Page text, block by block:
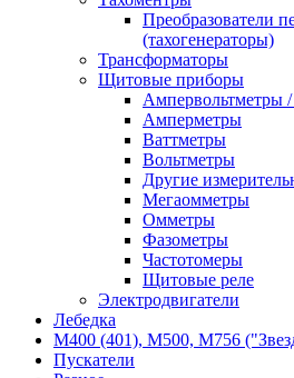
Преобразователи
(тахогенераторы)
Трансформаторы
Щитовые приборы
Ампервольтметры
Амперметры
Ваттметры
Вольтметры
Другие
Мегаомметры
Омметры
Фазометры
Частотомеры
Щитовые реле
Электродвигатели
Лебедка
М400 (401), М500, М756
Пускатели